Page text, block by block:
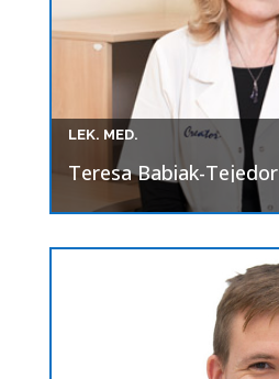
LEK. MED.
Teresa Babiak-Tejedor